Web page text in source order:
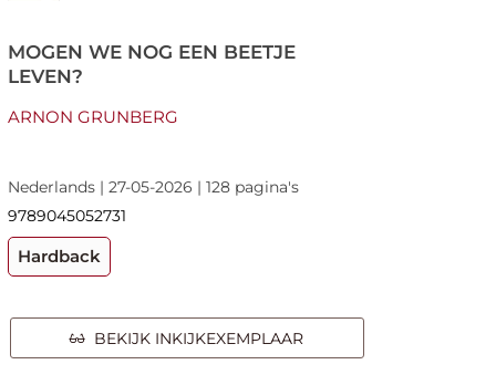
MOGEN WE NOG EEN BEETJE
LEVEN?
ARNON GRUNBERG
Nederlands | 27-05-2026 | 128 pagina's
9789045052731
Hardback
BEKIJK INKIJKEXEMPLAAR